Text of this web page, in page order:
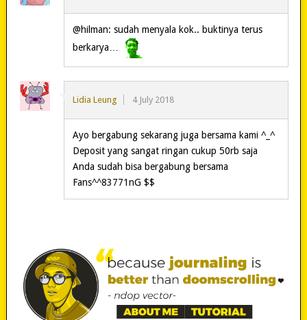
@hilman: sudah menyala kok.. buktinya terus
berkarya…
Lidia Leung 4 July 2018
Ayo bergabung sekarang juga bersama kami ^_^
Deposit yang sangat ringan cukup 50rb saja
Anda sudah bisa bergabung bersama
Fans^^83771nG $$